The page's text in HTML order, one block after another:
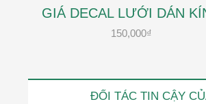
GIÁ DECAL LƯỚI DÁN
150,000₫
ĐỐI TÁC TIN CẬY